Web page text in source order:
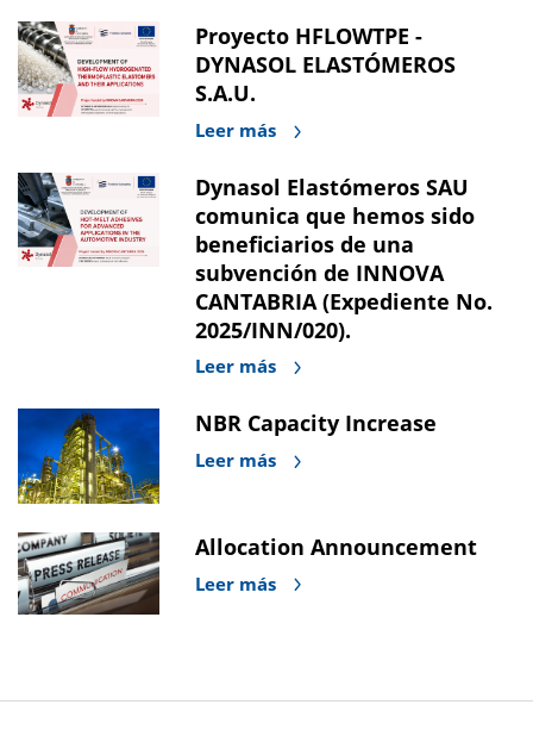
Proyecto HFLOWTPE -
DYNASOL ELASTÓMEROS
S.A.U.
Leer más
Dynasol Elastómeros SAU
comunica que hemos sido
beneficiarios de una
subvención de INNOVA
CANTABRIA (Expediente No.
2025/INN/020).
Leer más
NBR Capacity Increase
Leer más
Allocation Announcement
Leer más